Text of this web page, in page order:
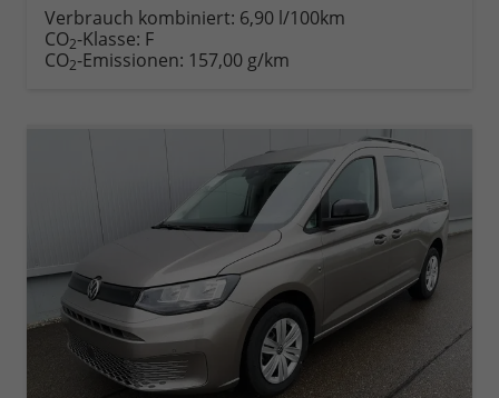
Verbrauch kombiniert: 6,90 l/100km
CO2-Klasse: F
CO2-Emissionen: 157,00 g/km